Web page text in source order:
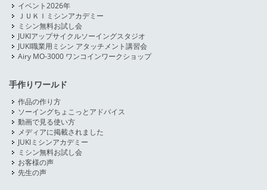
イベント2026年
ＪＵＫＩミシンアカデミー
ミシン無料お試し会
JUKIアップサイクルソーイングスタジオ
JUKI職業用ミシン アタッチメント講習会
Airy MO-3000 ワンコインワークショップ
手作りワールド
作品の作り方
ソーイングちょこっとアドバイス
動画で見る使い方
メディアに掲載されました
JUKIミシンアカデミー
ミシン無料お試し会
お客様の声
先生の声